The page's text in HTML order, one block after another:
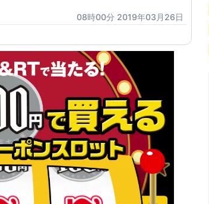
08時00分 2019年03月26日